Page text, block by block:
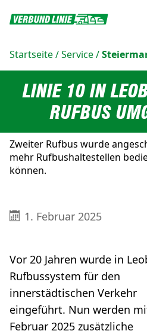
Startseite/Service/
LINIE 10 IN
RUFBUS
Zweiter Rufbus wurde
mehr Rufbushaltestellen
können.
1. Februar 2025
Vor 20 Jahren wurde in
Rufbussystem für den
innerstädtischen Verkehr
eingeführt. Nun werden
Februar 2025 zusätzliche